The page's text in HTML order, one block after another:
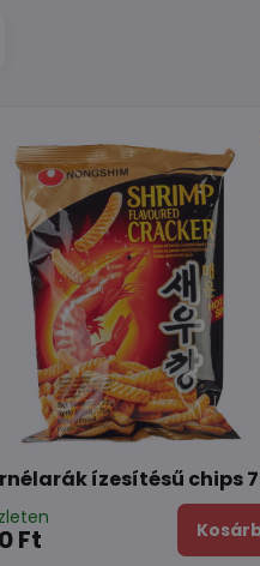
ízesítésű chips
Ft